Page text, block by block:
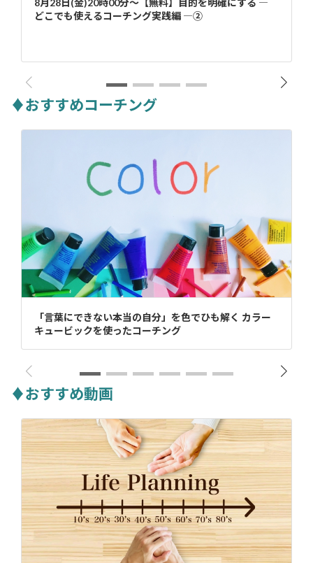
どこでも使えるコーチング実践編 ―②
♦おすすめコーチング
「言葉にできない本当の自分」を色でひも解く カラー
キュービックを使ったコーチング
♦おすすめ動画